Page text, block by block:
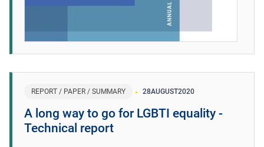
REPORT / PAPER / SUMMARY 28AUGUST2020
A long way to go for LGBTI equality -
Technical report